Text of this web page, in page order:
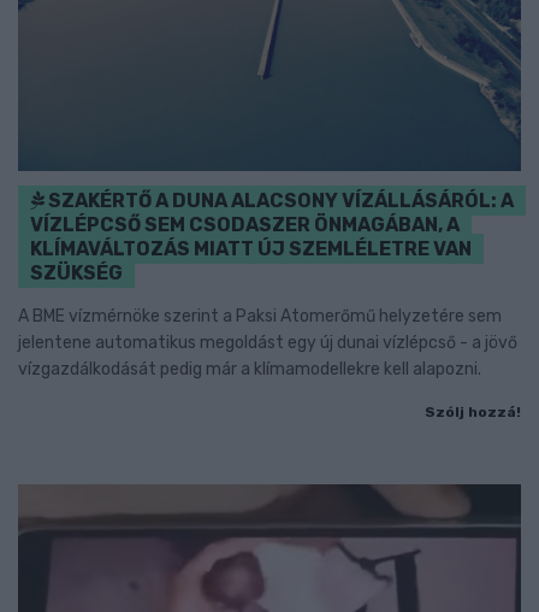
SZAKÉRTŐ A DUNA ALACSONY VÍZÁLLÁSÁRÓL: A
VÍZLÉPCSŐ SEM CSODASZER ÖNMAGÁBAN, A
KLÍMAVÁLTOZÁS MIATT ÚJ SZEMLÉLETRE VAN
SZÜKSÉG
A BME vízmérnöke szerint a Paksi Atomerőmű helyzetére sem
jelentene automatikus megoldást egy új dunai vízlépcső - a jövő
vízgazdálkodását pedig már a klímamodellekre kell alapozni.
Szólj hozzá!